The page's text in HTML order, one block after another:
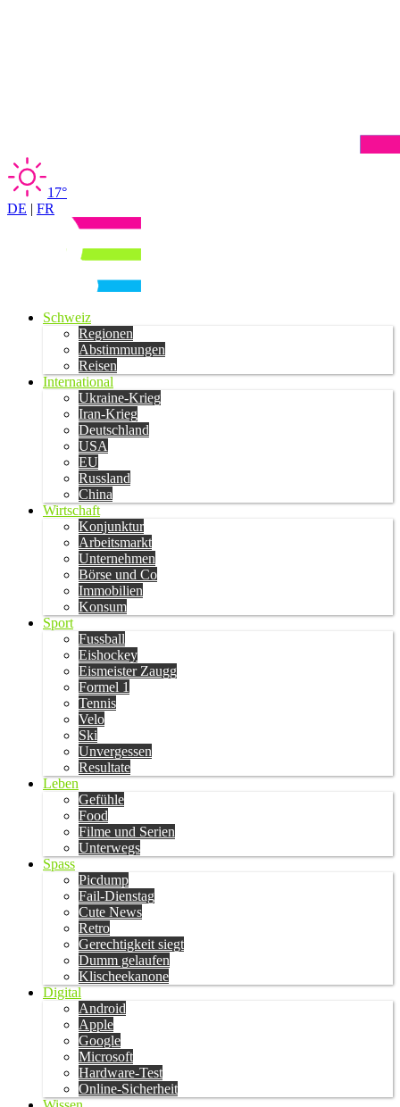
17°
DE | FR
Schweiz
Regionen
Abstimmungen
Reisen
International
Ukraine-Krieg
Iran-Krieg
Deutschland
USA
EU
Russland
China
Wirtschaft
Konjunktur
Arbeitsmarkt
Unternehmen
Börse und Co
Immobilien
Konsum
Sport
Fussball
Eishockey
Eismeister Zaugg
Formel 1
Tennis
Velo
Ski
Unvergessen
Resultate
Leben
Gefühle
Food
Filme und Serien
Unterwegs
Spass
Picdump
Fail-Dienstag
Cute News
Retro
Gerechtigkeit siegt
Dumm gelaufen
Klischeekanone
Digital
Android
Apple
Google
Microsoft
Hardware-Test
Online-Sicherheit